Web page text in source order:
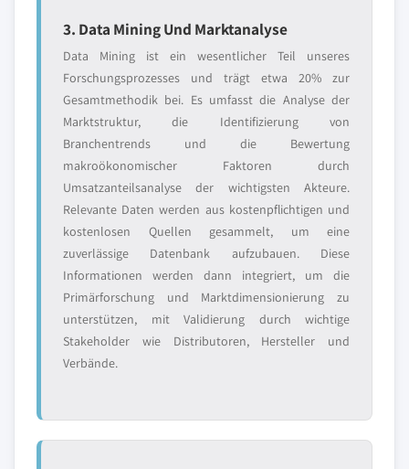
3. Data Mining Und Marktanalyse
Data Mining ist ein wesentlicher Teil unseres
Forschungsprozesses und trägt etwa 20% zur
Gesamtmethodik bei. Es umfasst die Analyse der
Marktstruktur, die Identifizierung von
Branchentrends und die Bewertung
makroökonomischer Faktoren durch
Umsatzanteilsanalyse der wichtigsten Akteure.
Relevante Daten werden aus kostenpflichtigen und
kostenlosen Quellen gesammelt, um eine
zuverlässige Datenbank aufzubauen. Diese
Informationen werden dann integriert, um die
Primärforschung und Marktdimensionierung zu
unterstützen, mit Validierung durch wichtige
Stakeholder wie Distributoren, Hersteller und
Verbände.